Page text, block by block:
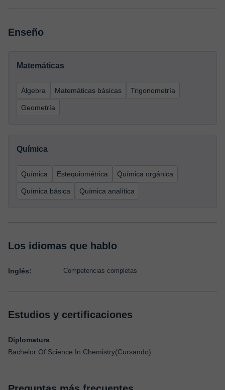
Enseño
Matemáticas
Álgebra Matemáticas básicas Trigonometría
Geometría
Química
Química Estequiométrica Química orgánica
Química básica Química analítica
Los idiomas que hablo
Inglés: Competencias completas
Estudios y certificaciones
Diplomatura
Bachelor Of Science In Chemistry(Cursando)